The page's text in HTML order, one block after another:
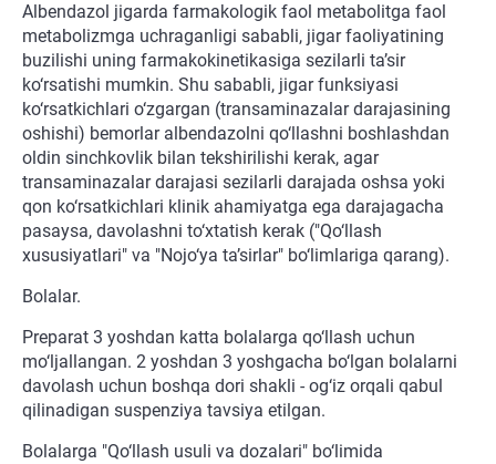
Albendazol jigarda farmakologik faol metabolitga faol
metabolizmga uchraganligi sababli, jigar faoliyatining
buzilishi uning farmakokinetikasiga sezilarli ta’sir
ko‘rsatishi mumkin. Shu sababli, jigar funksiyasi
ko‘rsatkichlari o‘zgargan (transaminazalar darajasining
oshishi) bemorlar albendazolni qo‘llashni boshlashdan
oldin sinchkovlik bilan tekshirilishi kerak, agar
transaminazalar darajasi sezilarli darajada oshsa yoki
qon ko‘rsatkichlari klinik ahamiyatga ega darajagacha
pasaysa, davolashni to‘xtatish kerak ("Qo‘llash
xususiyatlari" va "Nojo‘ya ta’sirlar" bo‘limlariga qarang).
Bolalar.
Preparat 3 yoshdan katta bolalarga qo‘llash uchun
mo‘ljallangan. 2 yoshdan 3 yoshgacha bo‘lgan bolalarni
davolash uchun boshqa dori shakli - og‘iz orqali qabul
qilinadigan suspenziya tavsiya etilgan.
Bolalarga "Qo‘llash usuli va dozalari" bo‘limida